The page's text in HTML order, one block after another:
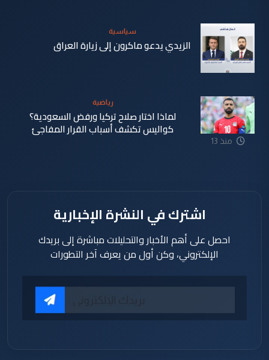
ساعة
سياسية
الزيدي يدعو ماكرون إلى زيارة العراق
منذ 13
رياضية
لماذا اختار صلاح تركيا ورفض السعودية؟
كواليس تكشف أسباب القرار المفاجئ
اشترك في النشرة الإخبارية
احصل على أهم الأخبار والتحليلات مباشرة إلى بريدك
الإلكتروني، وكن أول من يعرف آخر التطورات